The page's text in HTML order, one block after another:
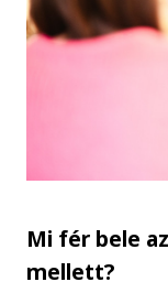
Mi fér bele
mellett?